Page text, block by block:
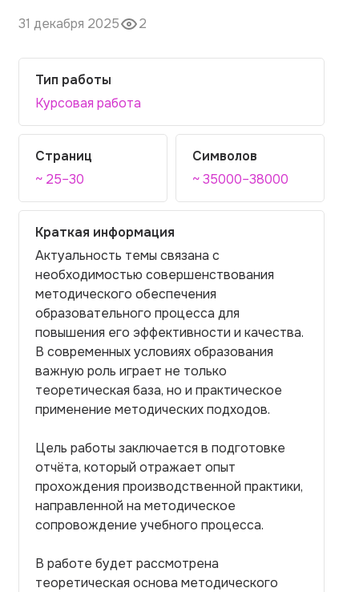
31 декабря 2025 2
Тип работы
Курсовая работа
Страниц
~ 25–30
Символов
~ 35000–38000
Краткая информация
Актуальность темы связана с
необходимостью совершенствования
методического обеспечения
образовательного процесса для
повышения его эффективности и качества.
В современных условиях образования
важную роль играет не только
теоретическая база, но и практическое
применение методических подходов.
Цель работы заключается в подготовке
отчёта, который отражает опыт
прохождения производственной практики,
направленной на методическое
сопровождение учебного процесса.
В работе будет рассмотрена
теоретическая основа методического